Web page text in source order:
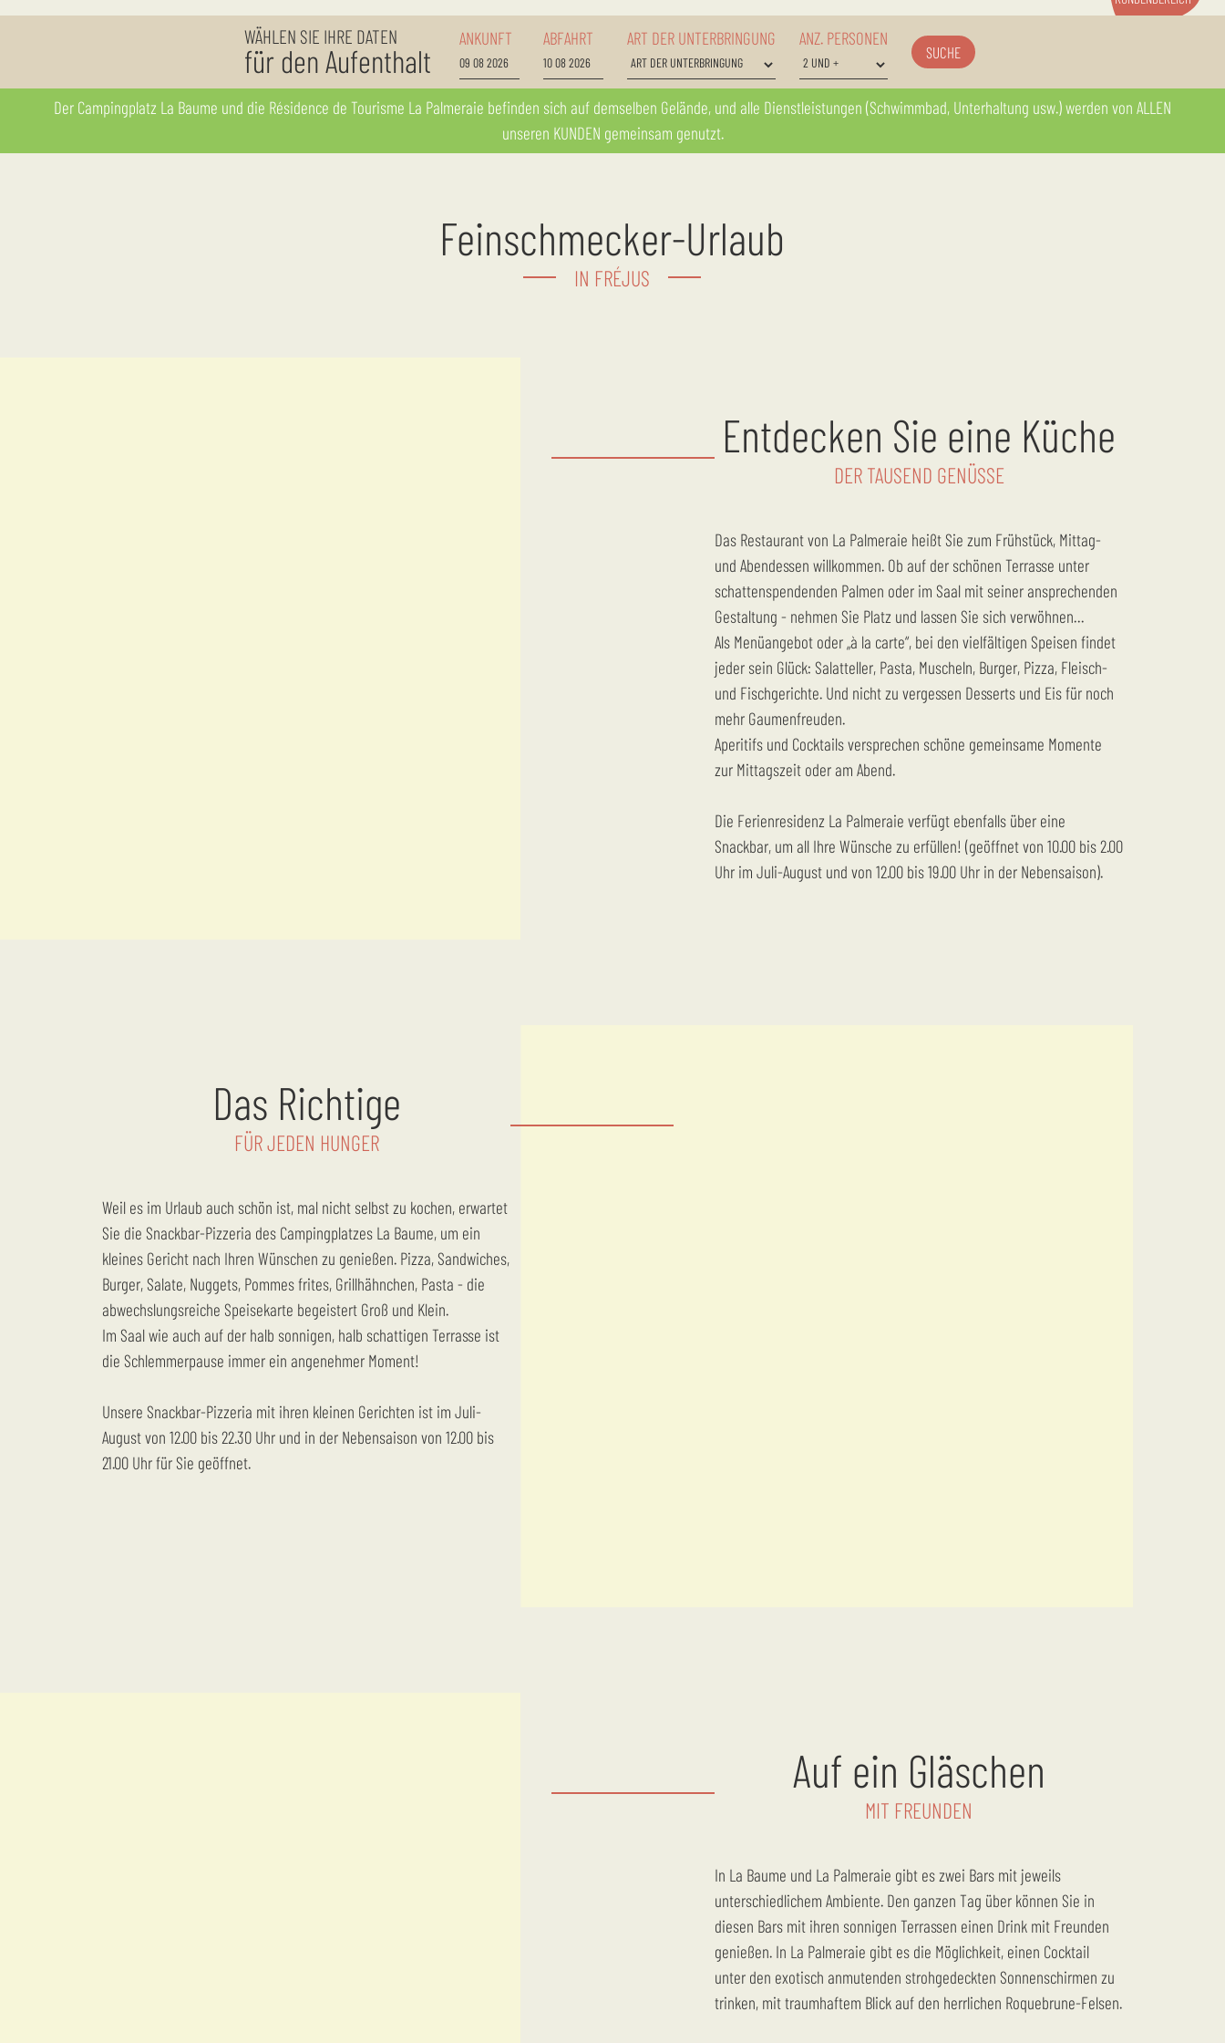
WÄHLEN SIE IHRE DATEN
für den Aufenthalt
ANKUNFT ABFAHRT ART DER UNTERBRINGUNG ANZ. PERSONEN
SUCHE
Der Campingplatz La Baume und die Résidence de Tourisme La Palmeraie befinden sich auf demselben Gelände, und alle Dienstleistungen (Schwimmbad, Unterhaltung usw.) werden von ALLEN
unseren KUNDEN gemeinsam genutzt.
Feinschmecker-Urlaub
IN FRÉJUS
Entdecken Sie eine Küche
DER TAUSEND GENÜSSE
Das Restaurant von La Palmeraie heißt Sie zum Frühstück, Mittag-
und Abendessen willkommen. Ob auf der schönen Terrasse unter
schattenspendenden Palmen oder im Saal mit seiner ansprechenden
Gestaltung - nehmen Sie Platz und lassen Sie sich verwöhnen…
Als Menüangebot oder „à la carte“, bei den vielfältigen Speisen findet
jeder sein Glück: Salatteller, Pasta, Muscheln, Burger, Pizza, Fleisch-
und Fischgerichte. Und nicht zu vergessen Desserts und Eis für noch
mehr Gaumenfreuden.
Aperitifs und Cocktails versprechen schöne gemeinsame Momente
zur Mittagszeit oder am Abend.
Die Ferienresidenz La Palmeraie verfügt ebenfalls über eine
Snackbar, um all Ihre Wünsche zu erfüllen! (geöffnet von 10.00 bis 2.00
Uhr im Juli-August und von 12.00 bis 19.00 Uhr in der Nebensaison).
Das Richtige
FÜR JEDEN HUNGER
Weil es im Urlaub auch schön ist, mal nicht selbst zu kochen, erwartet
Sie die Snackbar-Pizzeria des Campingplatzes La Baume, um ein
kleines Gericht nach Ihren Wünschen zu genießen. Pizza, Sandwiches,
Burger, Salate, Nuggets, Pommes frites, Grillhähnchen, Pasta - die
abwechslungsreiche Speisekarte begeistert Groß und Klein.
Im Saal wie auch auf der halb sonnigen, halb schattigen Terrasse ist
die Schlemmerpause immer ein angenehmer Moment!
Unsere Snackbar-Pizzeria mit ihren kleinen Gerichten ist im Juli-
August von 12.00 bis 22.30 Uhr und in der Nebensaison von 12.00 bis
21.00 Uhr für Sie geöffnet.
Auf ein Gläschen
MIT FREUNDEN
In La Baume und La Palmeraie gibt es zwei Bars mit jeweils
unterschiedlichem Ambiente. Den ganzen Tag über können Sie in
diesen Bars mit ihren sonnigen Terrassen einen Drink mit Freunden
genießen. In La Palmeraie gibt es die Möglichkeit, einen Cocktail
unter den exotisch anmutenden strohgedeckten Sonnenschirmen zu
trinken, mit traumhaftem Blick auf den herrlichen Roquebrune-Felsen.